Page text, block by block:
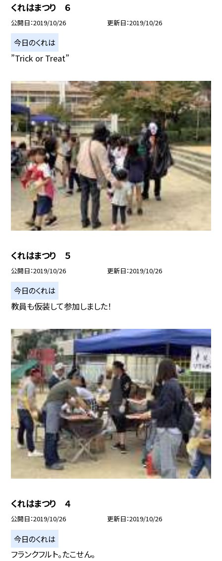
くれはまつり ６
公開日 2019/10/26 更新日 2019/10/26
今日のくれは
”Trick or Treat”
くれはまつり ５
公開日 2019/10/26 更新日 2019/10/26
今日のくれは
教員も仮装して参加しました！
くれはまつり ４
公開日 2019/10/26 更新日 2019/10/26
今日のくれは
フランクフルト。たこせん。